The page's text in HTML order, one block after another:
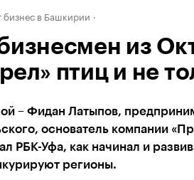
бизнес в Башкирии
из
птиц и не
– Фидан Латыпов,
основатель компании
РБК-Уфа, как начинал и
регионы.